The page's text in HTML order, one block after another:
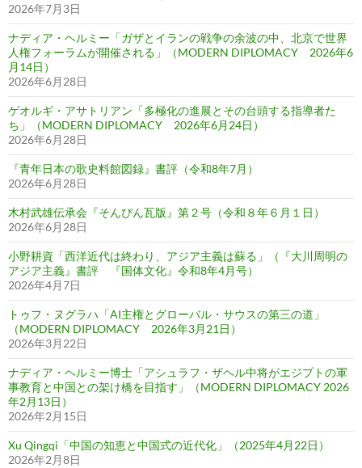
2026年7月3日
ナディア・ヘルミー「ガザとイランの戦争の余波の中、北京で世界
人権フォーラムが開催される」（MODERN DIPLOMACY 2026年6
月14日）
2026年6月28日
ゲオルギ・アサトリアン「多極化の進展とその台頭する指導者た
ち」（MODERN DIPLOMACY 2026年6月24日）
2026年6月28日
『青年日本の歌史料館図録』書評（令和8年7月）
2026年6月28日
木村武雄伝承会『そんぴん瓦版』第２号（令和８年６月１日）
2026年6月28日
小野耕資「西洋近代は終わり、アジア主義は蘇る」（『大川周明の
アジア主義』書評 『国体文化』令和8年4月号）
2026年4月7日
トゥフ・ヌグラハ「AI主権とグローバル・サウスの第三の道」
（MODERN DIPLOMACY 2026年3月21日）
2026年3月22日
ナディア・ヘルミー博士「アシュラフ・ザヘル中将がエジプトの軍
事教育と中国との架け橋を目指す」（MODERN DIPLOMACY 2026
年2月13日）
2026年2月15日
Xu Qingqi「中国の知恵と中国式の近代化」（2025年4月22日）
2026年2月8日